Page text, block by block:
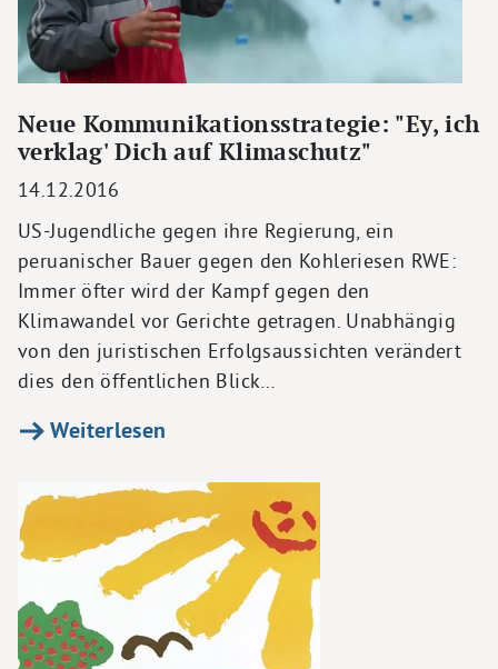
Neue Kommunikationsstrategie: "Ey, ich
verklag' Dich auf Klimaschutz"
14.12.2016
US-Jugendliche gegen ihre Regierung, ein
peruanischer Bauer gegen den Kohleriesen RWE:
Immer öfter wird der Kampf gegen den
Klimawandel vor Gerichte getragen. Unabhängig
von den juristischen Erfolgsaussichten verändert
dies den öffentlichen Blick…
Weiterlesen